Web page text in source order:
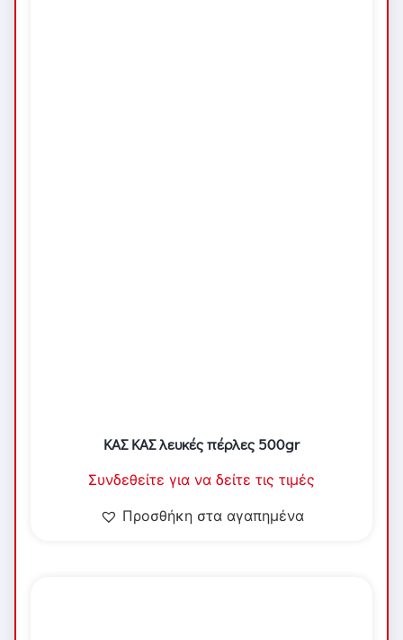
ΚΑΣ ΚΑΣ λευκές πέρλες 500gr
Συνδεθείτε για να δείτε τις τιμές
Προσθήκη στα αγαπημένα